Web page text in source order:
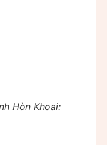
Hòn Khoai: